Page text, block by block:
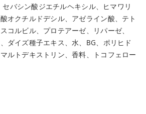
バシン酸ジエチルヘキシル、ヒマワリ
オクチルドデシル、アゼライン酸、テト
コルビル、プロテアーゼ、リパーゼ、
ダイズ種子エキス、水、BG、ポリヒド
ルトデキストリン、香料、トコフェロー